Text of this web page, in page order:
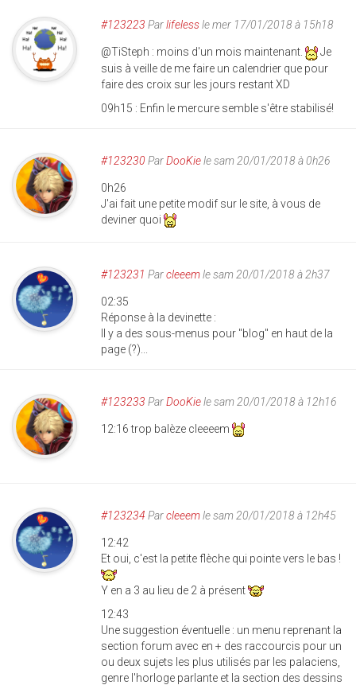
#123223 Parlifelessle mer 17/01/2018 à 15h18
@TiSteph : moins d'un mois maintenant.
Je
suis à veille de me faire un calendrier que pour
faire des croix sur les jours restant XD
09h15 : Enfin le mercure semble s'être stabilisé!
#123230 ParDooKiele sam 20/01/2018 à 0h26
0h26
J'ai fait une petite modif sur le site, à vous de
deviner quoi
#123231 Parcleeemle sam 20/01/2018 à 2h37
02:35
Réponse à la devinette :
Il y a des sous-menus pour "blog" en haut de la
page (?)...
#123233 ParDooKiele sam 20/01/2018 à 12h16
12:16 trop balèze cleeeem
#123234 Parcleeemle sam 20/01/2018 à 12h45
12:42
Et oui, c'est la petite flèche qui pointe vers le bas !
Y en a 3 au lieu de 2 à présent
12:43
Une suggestion éventuelle : un menu reprenant la
section forum avec en + des raccourcis pour un
ou deux sujets les plus utilisés par les palaciens,
genre l'horloge parlante et la section des dessins